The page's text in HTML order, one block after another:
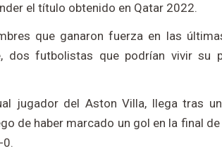
el título obtenido en Qatar 2022.
que ganaron fuerza en las
dos futbolistas que podrían vivir su
jugador del Aston Villa, llega tras
de haber marcado un gol en la final
0.